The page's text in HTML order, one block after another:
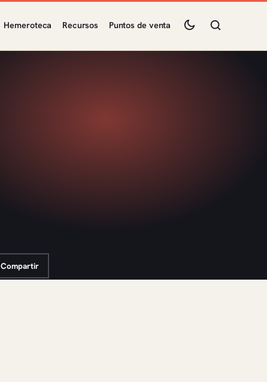
Hemeroteca Recursos Puntos de venta
Compartir